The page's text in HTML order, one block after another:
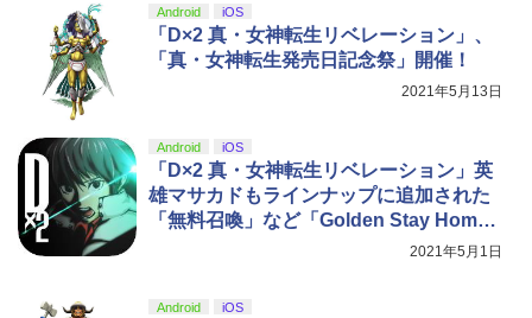
￥14,141
【Amazon.co.jp限定】劇場版モノノ怪
第三章 蛇神 (オリジナル特典:オリジナル
巾着＋メーカー特典:【坤と離】二振りの
￥8,800
Android iOS
「D×2 真・女神転生リベレーション」、
「真・女神転生発売日記念祭」開催！
2021年5月13日
Android iOS
「D×2 真・女神転生リベレーション」英
雄マサカドもラインナップに追加された
「無料召喚」など「Golden Stay Home
2021年5月1日
Android iOS